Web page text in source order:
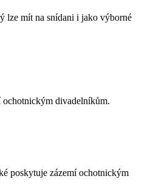
lze mít na snídani i jako výborné
ochotnickým divadelníkům.
poskytuje zázemí ochotnickým